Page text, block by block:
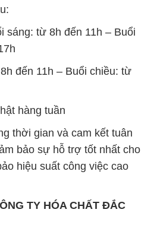
sáng: từ 8h đến 11h – Buổi
đến 11h – Buổi chiều: từ
hàng tuần
thời gian và cam kết tuân
bảo sự hỗ trợ tốt nhất cho
hiệu suất công việc cao
TY HÓA CHẤT ĐẮC